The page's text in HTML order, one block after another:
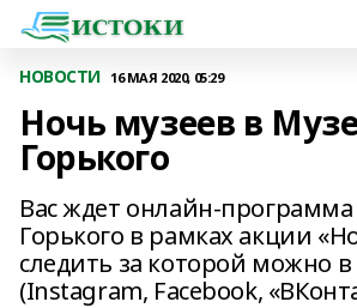
НОВОСТИ 16 МАЯ 2020, 05:29
Ночь музеев в
Горького
Вас ждет онлайн-
Горького в рамках акции
следить за которой можно в
(Instagram, Facebook,